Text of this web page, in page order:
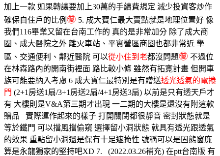
加上一款 如果轉讓要加上30萬的手續費規定 減少投資客炒作
確保自住戶的比例 ㊝ 5. 成大寶仁最大賣點就是地理位置好 像
我們116畢業又留在台南工作的 真的是非常加分 除了成大商
圈、成大醫院之外 離火車站、平實營區商圈也都非常近 學
區、交通便利、鄰近醫院 可以從小住到老都沒問題㊝ 不過位
在林森路內的開南街裡面 路比較小條 雖然有拓寬計畫 但開車
族可能要納入考慮 6 成大寶仁最特別是有贈送透光透氣的電捲
門 (2+1房送1扇/3+1房送2扇/4+1房送3扇) 以前是只有透天戶才
有 大樓則是V&A第三期才出現 一二期的大樓是還沒有附這款
贈品 實際運作起來的樣子 打開關閉都很靜音 密封狀態就是
等於鐵門 可以擋風擋偷窺 選擇留小洞狀態 就具有透光跟透氣
的效果 重點留小洞還是保有十足遮掩性 號稱可以是固態窗廉
算是永龍獨家的堅持吧XD 7. (2022.03.26補充) 在ptt台南版 有